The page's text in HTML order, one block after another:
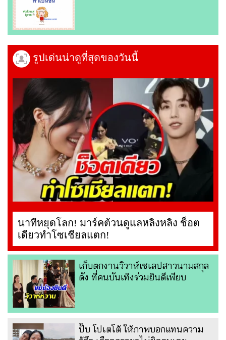
รูปเด่นน่าดูที่สุดของวันนี้
นาทีหยุดโลก! มาร์คต้วนดูแลหลิงหลิง ช็อต
เดียวทำโซเชียลแตก!
เก็บตกงานวิวาห์เซเลปสาวนามสกุล
ดัง ที่คนบันเทิงร่วมยินดีเพียบ
ปั๊บ โปเตโต้ ให้ภาพบอกแทนความ